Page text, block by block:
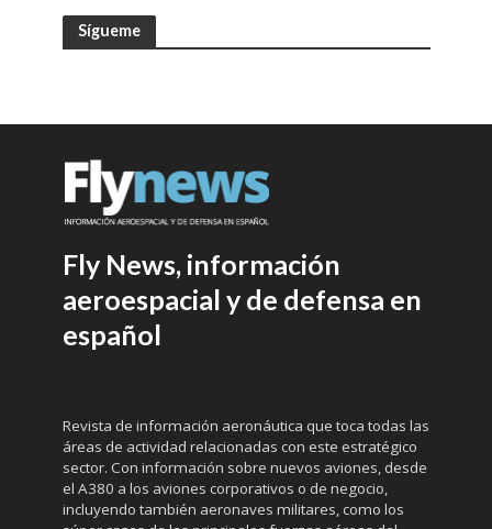
Sígueme
Fly News, información
aeroespacial y de defensa en
español
Revista de información aeronáutica que toca todas las
áreas de actividad relacionadas con este estratégico
sector. Con información sobre nuevos aviones, desde
el A380 a los aviones corporativos o de negocio,
incluyendo también aeronaves militares, como los